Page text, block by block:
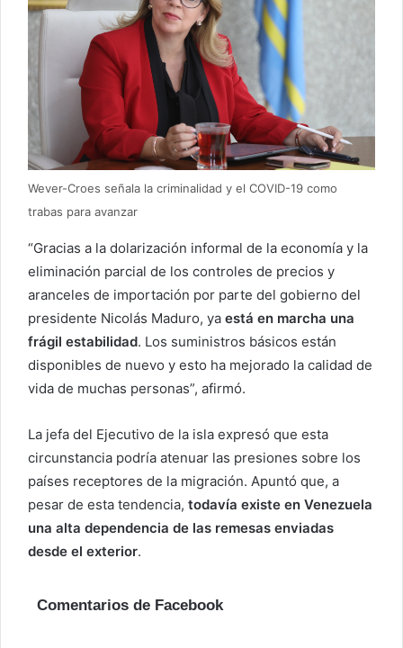
Wever-Croes señala la criminalidad y el COVID-19 como
trabas para avanzar
“Gracias a la dolarización informal de la economía y la
eliminación parcial de los controles de precios y
aranceles de importación por parte del gobierno del
presidente Nicolás Maduro, ya está en marcha una
frágil estabilidad. Los suministros básicos están
disponibles de nuevo y esto ha mejorado la calidad de
vida de muchas personas”, afirmó.
La jefa del Ejecutivo de la isla expresó que esta
circunstancia podría atenuar las presiones sobre los
países receptores de la migración. Apuntó que, a
pesar de esta tendencia, todavía existe en Venezuela
una alta dependencia de las remesas enviadas
desde el exterior.
Comentarios de Facebook